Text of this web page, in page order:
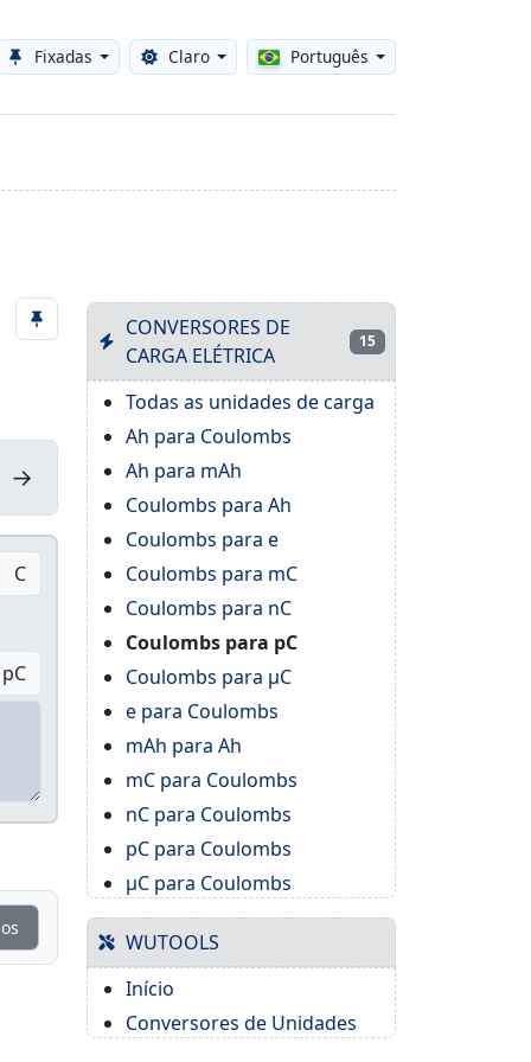
Fixadas Toggle theme
Claro Português
→
C
pC
CONVERSORES DE
CARGA ELÉTRICA
15
Todas as unidades de carga
Ah para Coulombs
Ah para mAh
Coulombs para Ah
Coulombs para e
Coulombs para mC
Coulombs para nC
Coulombs para pC
Coulombs para μC
e para Coulombs
mAh para Ah
mC para Coulombs
nC para Coulombs
pC para Coulombs
μC para Coulombs
WUTOOLS
Início
Conversores de Unidades